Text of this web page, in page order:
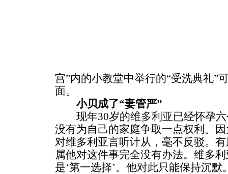
宫”内的小教堂中举行的“受洗典礼”
面。
小贝成了“妻管严”
现年30岁的维多利亚 已经怀孕
没有为自己的家庭争取一点权利。
对维多利亚言听计从，毫不反驳。
属他对这件事完全没有办法。维多
是‘第一选择’。他对此只能保持沉默